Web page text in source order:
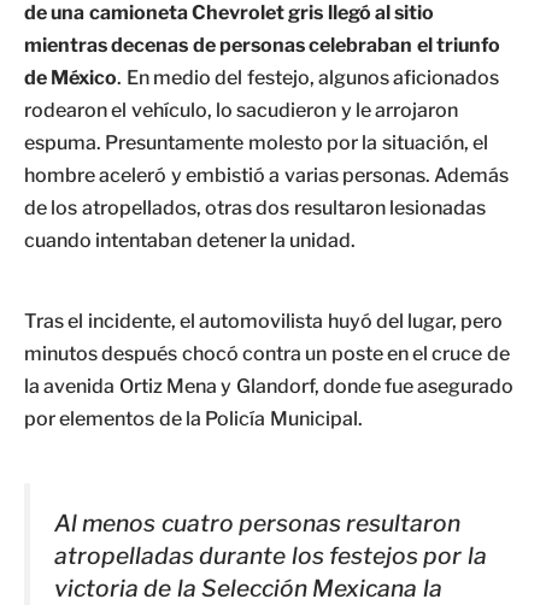
de una camioneta Chevrolet gris llegó al sitio
mientras decenas de personas celebraban el triunfo
de México. En medio del festejo, algunos aficionados
rodearon el vehículo, lo sacudieron y le arrojaron
espuma. Presuntamente molesto por la situación, el
hombre aceleró y embistió a varias personas. Además
de los atropellados, otras dos resultaron lesionadas
cuando intentaban detener la unidad.
Tras el incidente, el automovilista huyó del lugar, pero
minutos después chocó contra un poste en el cruce de
la avenida Ortiz Mena y Glandorf, donde fue asegurado
por elementos de la Policía Municipal.
Al menos cuatro personas resultaron
atropelladas durante los festejos por la
victoria de la Selección Mexicana la